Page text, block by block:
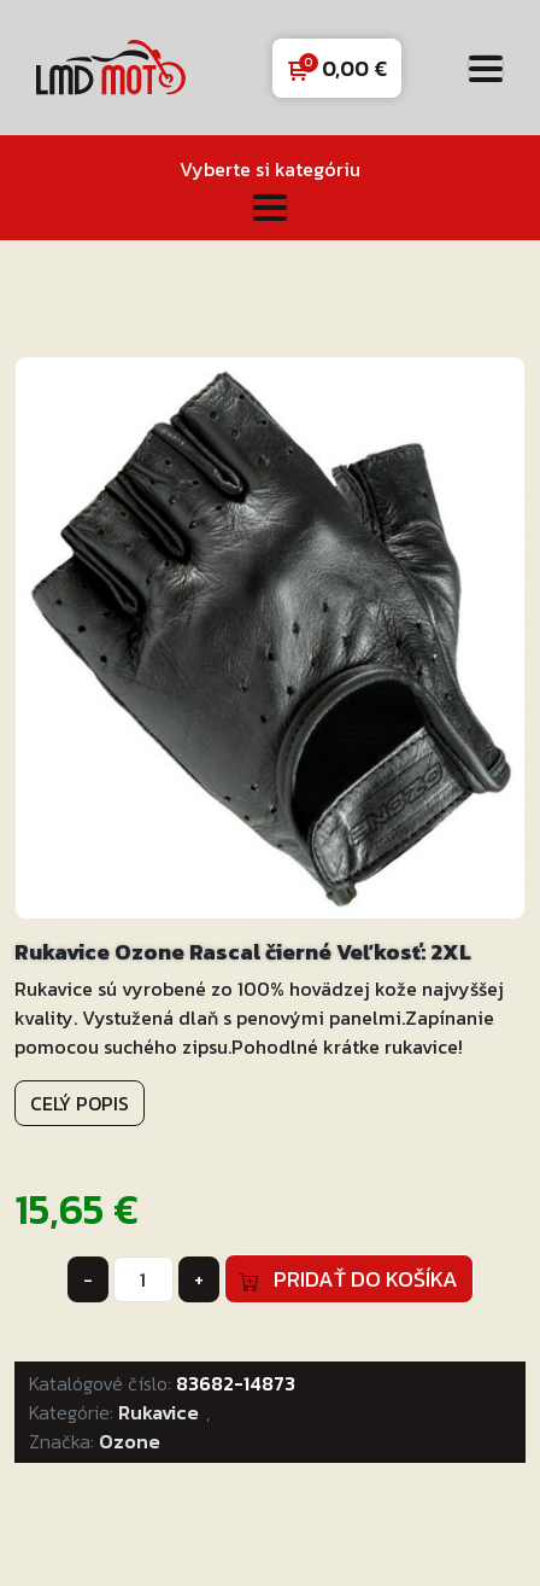
0,00€
Vyberte si kategóriu
Rukavice Ozone Rascal čierné Veľkosť: 2XL
Rukavice sú vyrobené zo 100% hovädzej kože najvyššej
kvality. Vystužená dlaň s penovými panelmi.Zapínanie
pomocou suchého zipsu.Pohodlné krátke rukavice!
CELÝ POPIS
15,65€
-
množstvo
Rukavice
Rascal
čierné
Veľkosť:
2XL
+ PRIDAŤ DO KOŠÍKA
Katalógové číslo: 83682-14873
Kategórie: Rukavice ,
Značka: Ozone